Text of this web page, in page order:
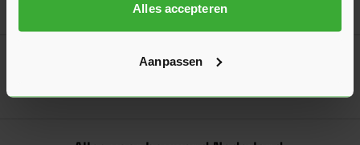
Alles accepteren
Aanpassen
39,41per rol